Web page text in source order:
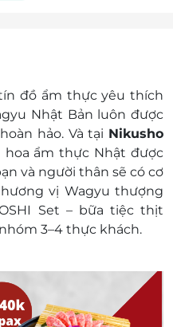
giá trị quy đổi thành
thời với chương trình
VAT và phí dịch vụ,
và phí dịch vụ, khách
tại quầy thu ngân
đồ ẩm thực yêu thích
Nhật Bản luôn được
hảo. Và tại Nikusho
hoa ẩm thực Nhật được
và người thân sẽ có cơ
vị Wagyu thượng
Set – bữa tiệc thịt
3–4 thực khách.